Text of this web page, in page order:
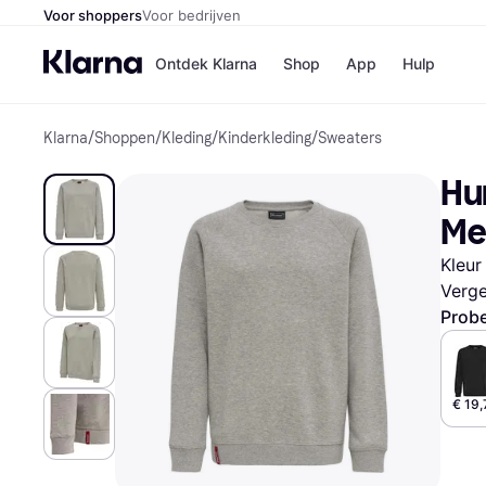
Voor shoppersVoor bedrijven
Ontdek Klarna Shop
Bol
H&M
App Hulp
Klarna/Shoppen/Kleding/Kinderkleding/Sweaters
€